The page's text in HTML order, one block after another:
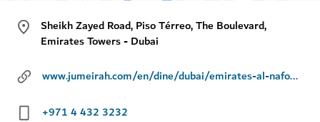
Sheikh Zayed Road, Piso Térreo, The Boulevard,
Emirates Towers - Dubai
www.jumeirah.com/en/dine/dubai/emirates-al-nafoorah
+971 4 432 3232